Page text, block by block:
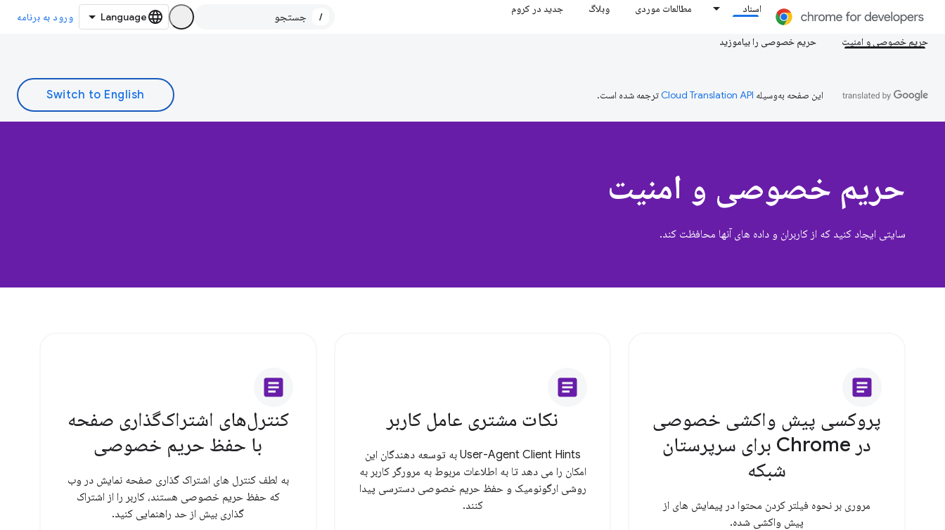
اسناد مطالعات موردی وبلاگ جدید در کروم
/
ورود به برنامه
حریم خصوصی و امنیت
حریم خصوصی را بیاموزید
این صفحه به‌وسیله ترجمه شده است.
حریم خصوصی و امنیت
سایتی ایجاد کنید که از کاربران و داده های آنها محافظت کند.
article
پروکسی پیش واکشی خصوصی
در Chrome برای سرپرستان
شبکه
مروری بر نحوه فیلتر کردن محتوا در پیمایش های از
پیش واکشی شده.
article
نکات مشتری عامل کاربر
User-Agent Client Hints به توسعه دهندگان این
امکان را می دهد تا به اطلاعات مربوط به مرورگر کاربر به
روشی ارگونومیک و حفظ حریم خصوصی دسترسی پیدا
کنند.
article
کنترل‌های اشتراک‌گذاری صفحه
با حفظ حریم خصوصی
به لطف کنترل های اشتراک گذاری صفحه نمایش در وب
که حفظ حریم خصوصی هستند، کاربر را از اشتراک
گذاری بیش از حد راهنمایی کنید.